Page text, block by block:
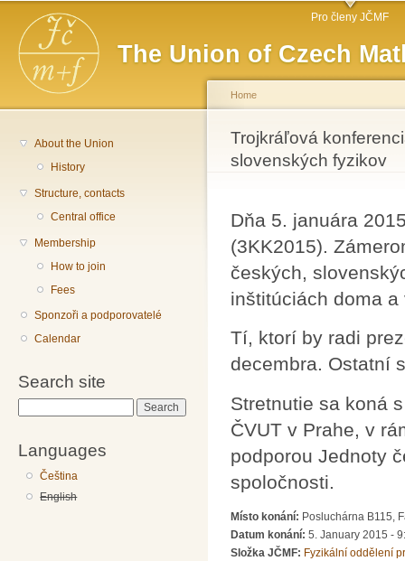
The Union of Czech
Main menu Pro členy JČMF
About the Union
History
Structure, contacts
Central office
Membership
How to join
Fees
Sponzoři a podporovatelé
Calendar
Search site
Languages
Čeština
English
You are here
Home
Trojkráľová
slovenských fyzikov
Dňa 5. januára
(3KK2015).
českých,
inštitúciách doma a
Tí, ktorí by radi
decembra. Ostatní
Stretnutie sa koná
ČVUT v Prahe, v
podporou Jednoty
spoločnosti.
Místo konání: Posluchárna B115,
Datum konání: 5. January 2015 -
Složka JČMF: Fyzikální oddělení